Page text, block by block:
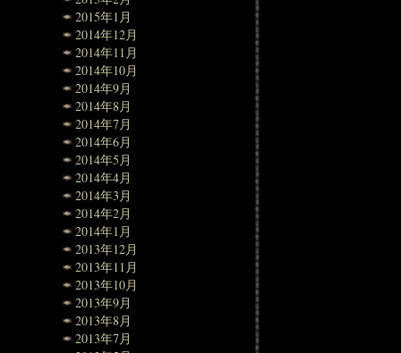
2015年1月
2014年12月
2014年11月
2014年10月
2014年9月
2014年8月
2014年7月
2014年6月
2014年5月
2014年4月
2014年3月
2014年2月
2014年1月
2013年12月
2013年11月
2013年10月
2013年9月
2013年8月
2013年7月